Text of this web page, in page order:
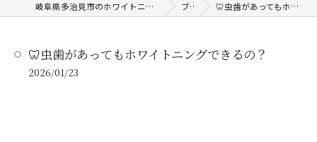
岐阜県多治見市のホワイトニングならWHITENING SHOP 土岐店 ブログ 🦷虫歯があってもホワイトニングできるの？
🦷虫歯があってもホワイトニングできるの？
2026/01/23